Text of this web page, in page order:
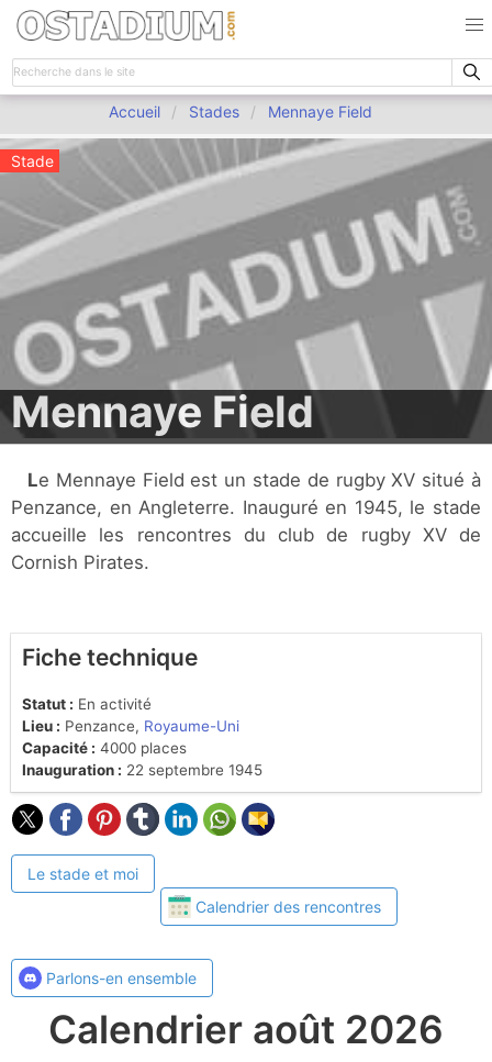
Accueil Stades Mennaye Field
Stade
Mennaye Field
Le Mennaye Field est un stade de rugby XV situé à
Penzance, en Angleterre. Inauguré en 1945, le stade
accueille les rencontres du club de rugby XV de
Cornish Pirates.
Fiche technique
Statut : En activité
Lieu : Penzance, Royaume-Uni
Capacité : 4000 places
Inauguration : 22 septembre 1945
Le stade et moi
Calendrier des rencontres
Parlons-en ensemble
Calendrier août 2026